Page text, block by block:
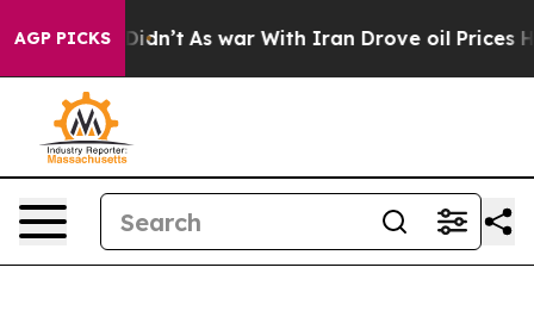
AGP PICKS
it Didn’t As war With Iran Drove oil Prices